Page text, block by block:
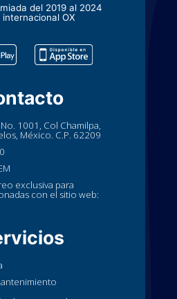
del 2019 al 2024
OX
1001, Col Chamilpa,
México. C.P. 62209
exclusiva para
con el sitio web: